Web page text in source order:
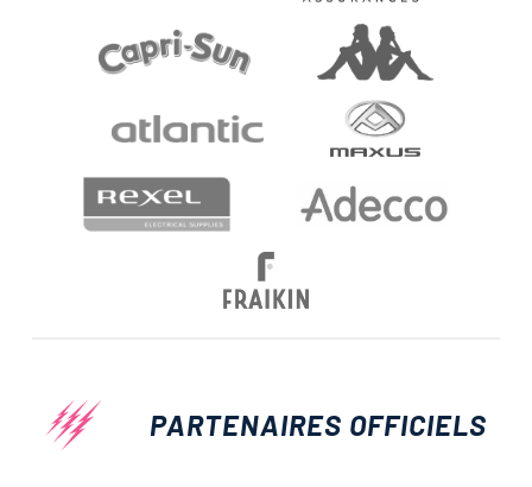
PARTENAIRES OFFICIELS